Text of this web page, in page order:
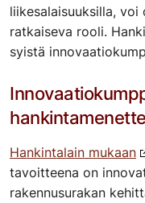
liikesalaisuuksilla, voi
ratkaiseva rooli.
syistä
Hankintalain mukaan
tavoitteena on
rakennusurakan